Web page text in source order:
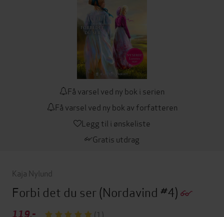
Få varsel ved ny bok i serien
Få varsel ved ny bok av forfatteren
Legg til i ønskeliste
Gratis utdrag
Kaja Nylund
Forbi det du ser(Nordavind #4)
(1)